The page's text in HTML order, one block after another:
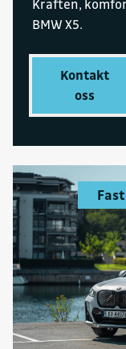
Sulland Auto
929451333
Kraften,
BMW X5.
Kontakt
oss